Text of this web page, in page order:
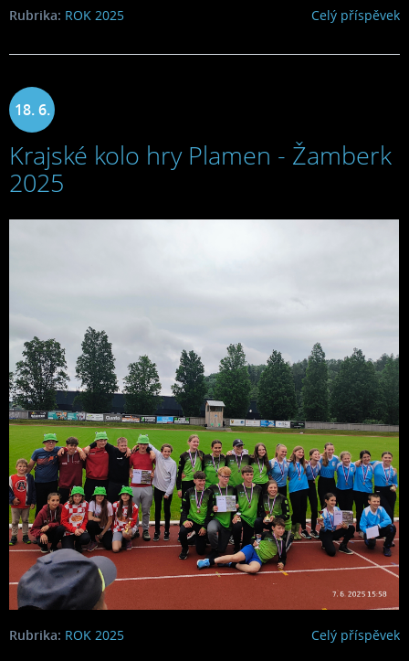
Celý příspěvek
Rubrika: ROK 2025
18. 6.
2025
Krajské kolo hry Plamen - Žamberk
2025
Celý příspěvek
Rubrika: ROK 2025